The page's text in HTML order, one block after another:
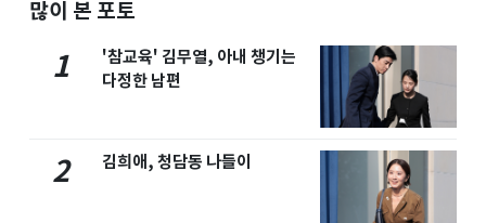
많이 본 포토
1
'참교육' 김무열, 아내 챙기는
다정한 남편
2 김희애, 청담동 나들이